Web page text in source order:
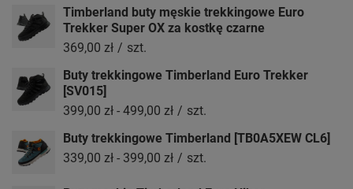
Timberland buty męskie trekkingowe Euro
Trekker Super OX za kostkę czarne
369,00 zł / szt.
Buty trekkingowe Timberland Euro Trekker
[SV015]
399,00 zł - 499,00 zł / szt.
Buty trekkingowe Timberland [TB0A5XEW CL6]
339,00 zł - 399,00 zł / szt.